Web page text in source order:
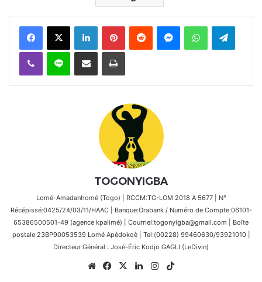
FacebookX Linkedin PinterestReddit MessengerWhatsAppTelegram
Viber Ligne Partager par email Imprimer
TOGONYIGBA
Lomé-Amadanhomé (Togo) | RCCM:TG-LOM 2018 A 5677 | N°
Récépissé:0425/24/03/11/HAAC | Banque:Orabank / Numéro de Compte:06101-
65386500501-49 (agence kpalimé) | Courriel:togonyigba@gmail.com | Boîte
postale:23BP90053539 Lomé Apédokoè | Tel:(00228) 99460630/93921010 |
Directeur Général : José-Éric Kodjo GAGLI (LeDivin)
WebsiteFacebook
X LinkedinInstagram